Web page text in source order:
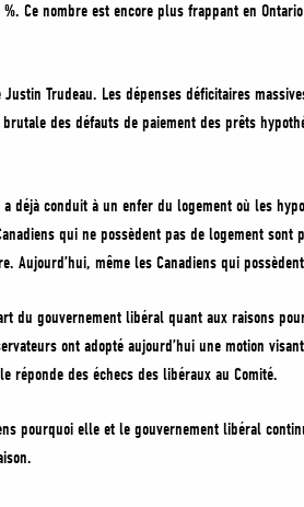
Ce nombre est encore plus frappant en
Justin Trudeau. Les dépenses déficitaires
des défauts de paiement des prêts
déjà conduit à un enfer du logement où les
qui ne possèdent pas de logement sont
Aujourd’hui, même les Canadiens qui
du gouvernement libéral quant aux raisons
ont adopté aujourd’hui une motion
réponde des échecs des libéraux au Comité.
pourquoi elle et le gouvernement libéral